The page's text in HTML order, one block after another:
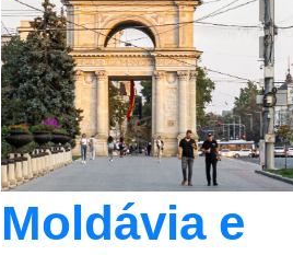
Moldávia e